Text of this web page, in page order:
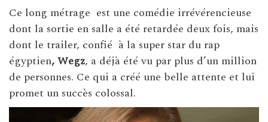
Ce long métrage est une comédie irrévérencieuse
dont la sortie en salle a été retardée deux fois, mais
dont le trailer, confié à la super star du rap
égyptien, Wegz, a déjà été vu par plus d’un million
de personnes. Ce qui a créé une belle attente et lui
promet un succès colossal.